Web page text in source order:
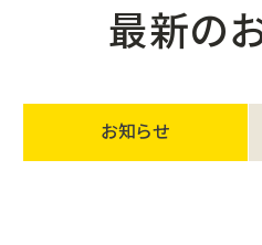
最新の
お知らせ